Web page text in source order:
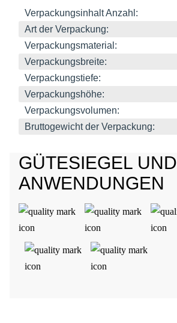
Verpackungsinhalt Anzahl:
Art der Verpackung:
Verpackungsmaterial:
Verpackungsbreite:
Verpackungstiefe:
Verpackungshöhe:
Verpackungsvolumen:
Bruttogewicht der Verpackung:
GÜTESIEGEL UND
ANWENDUNGEN